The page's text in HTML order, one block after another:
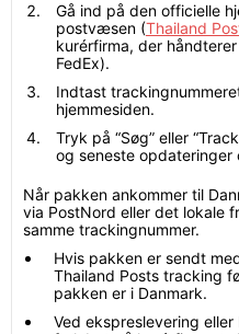
Gå ind på den officielle
postvæsen (Thailand
kurérfirma, der
FedEx).
Indtast
hjemmesiden.
Tryk på “Søg” eller
og seneste opdateringer
Når pakken ankommer til
via PostNord eller det lokale
samme trackingnummer.
Hvis pakken er sendt
Thailand Posts tracking
pakken er i Danmark.
Ved ekspreslevering